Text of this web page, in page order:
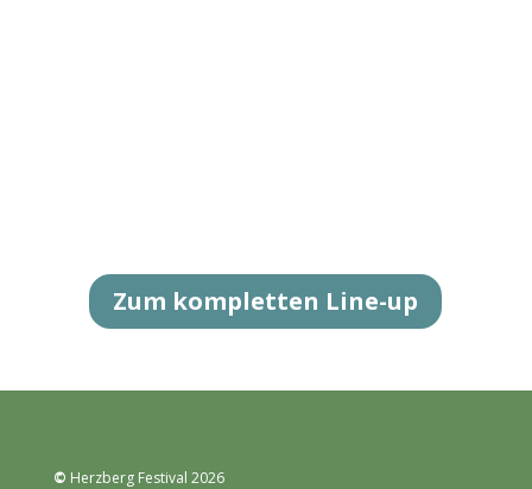
Zum kompletten Line-up
© Herzberg Festival 2026